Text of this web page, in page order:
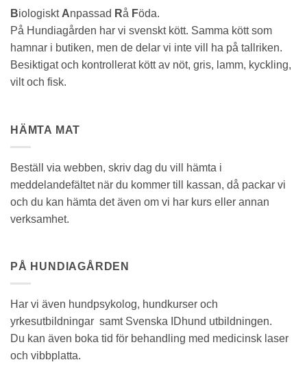
Biologiskt Anpassad Rå Föda.
På Hundiagården har vi svenskt kött. Samma kött som
hamnar i butiken, men de delar vi inte vill ha på tallriken.
Besiktigat och kontrollerat kött av nöt, gris, lamm, kyckling,
vilt och fisk.
HÄMTA MAT
Beställ via webben, skriv dag du vill hämta i
meddelandefältet när du kommer till kassan, då packar vi
och du kan hämta det även om vi har kurs eller annan
verksamhet.
PÅ HUNDIAGÅRDEN
Har vi även hundpsykolog, hundkurser och
yrkesutbildningar samt Svenska IDhund utbildningen.
Du kan även boka tid för behandling med medicinsk laser
och vibbplatta.